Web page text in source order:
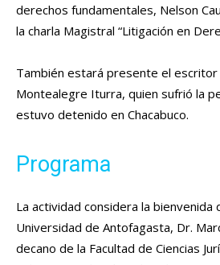
derechos fundamentales, Nelson
la charla Magistral “Litigación en
También estará presente el escritor
Montealegre Iturra, quien sufrió la
estuvo detenido en Chacabuco.
Programa
La actividad considera la bienvenida
Universidad de Antofagasta, Dr.
decano de la Facultad de Ciencias